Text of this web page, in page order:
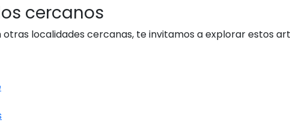
cercanos
otras localidades cercanas, te invitamos a explorar estos